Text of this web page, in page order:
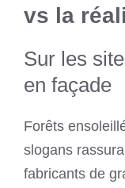
vs la
Sur les
en façade
Forêts
slogans
fabricants de